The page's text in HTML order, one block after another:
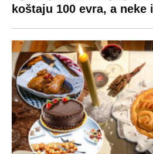
koštaju 100 evra, a neke